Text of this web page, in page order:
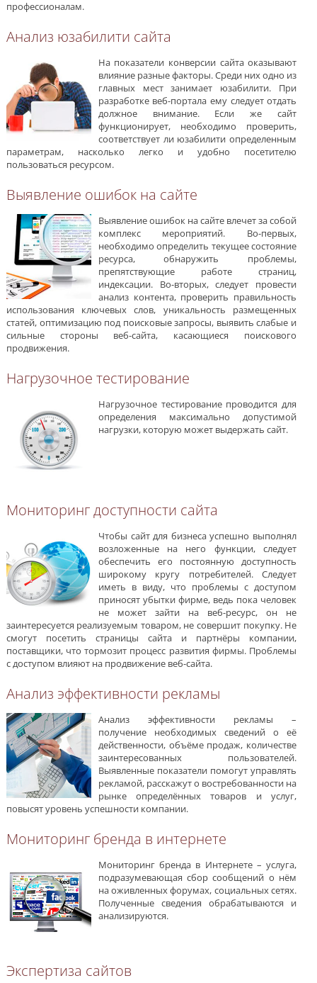
профессионалам.
Анализ юзабилити сайта
На показатели конверсии сайта оказывают
влияние разные факторы. Среди них одно из
главных мест занимает юзабилити. При
разработке веб-портала ему следует отдать
должное внимание. Если же сайт
функционирует, необходимо проверить,
соответствует ли юзабилити определенным
параметрам, насколько легко и удобно посетителю
пользоваться ресурсом.
Выявление ошибок на сайте
Выявление ошибок на сайте влечет за собой
комплекс мероприятий. Во-первых,
необходимо определить текущее состояние
ресурса, обнаружить проблемы,
препятствующие работе страниц,
индексации. Во-вторых, следует провести
анализ контента, проверить правильность
использования ключевых слов, уникальность размещенных
статей, оптимизацию под поисковые запросы, выявить слабые и
сильные стороны веб-сайта, касающиеся поискового
продвижения.
Нагрузочное тестирование
Нагрузочное тестирование проводится для
определения максимально допустимой
нагрузки, которую может выдержать сайт.
Мониторинг доступности сайта
Чтобы сайт для бизнеса успешно выполнял
возложенные на него функции, следует
обеспечить его постоянную доступность
широкому кругу потребителей. Следует
иметь в виду, что проблемы с доступом
приносят убытки фирме, ведь пока человек
не может зайти на веб-ресурс, он не
заинтересуется реализуемым товаром, не совершит покупку. Не
смогут посетить страницы сайта и партнёры компании,
поставщики, что тормозит процесс развития фирмы. Проблемы
с доступом влияют на продвижение веб-сайта.
Анализ эффективности рекламы
Анализ эффективности рекламы –
получение необходимых сведений о её
действенности, объёме продаж, количестве
заинтересованных пользователей.
Выявленные показатели помогут управлять
рекламой, расскажут о востребованности на
рынке определённых товаров и услуг,
повысят уровень успешности компании.
Мониторинг бренда в интернете
Мониторинг бренда в Интернете – услуга,
подразумевающая сбор сообщений о нём
на оживленных форумах, социальных сетях.
Полученные сведения обрабатываются и
анализируются.
Экспертиза сайтов